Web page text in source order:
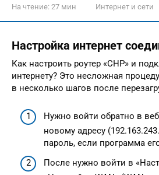
На чтение: 27 мин Интернет и сети
Настройка интернет
Как настроить роутер «СНР» и
интернету? Это несложная
в несколько шагов после
Нужно войти обратно в
новому адресу
пароль, если программа
После нужно войти в